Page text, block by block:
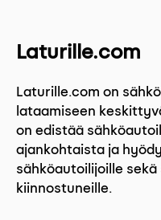
Laturille.com
Laturille.com on
lataamiseen
on edistää
ajankohtaista ja
sähköautoilijoille
kiinnostuneille.